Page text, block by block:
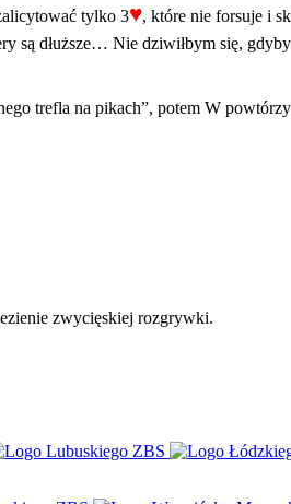
tylko 3♥, które nie forsuje i
są dłuższe… Nie dziwiłbym się,
trefla na pikach”, potem W
zwycięskiej rozgrywki.